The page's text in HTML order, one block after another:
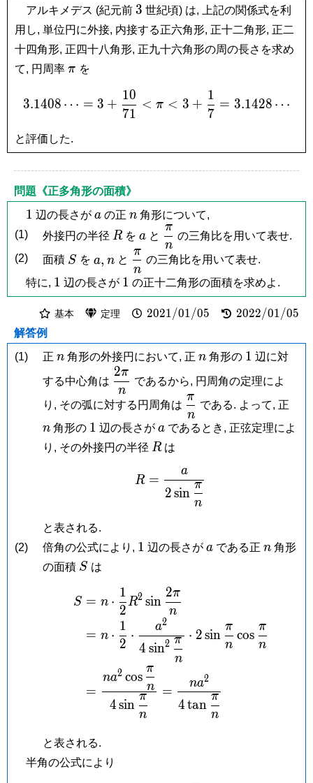
アルキメデス (紀元前 3
3 世紀頃) は, 上記の関係式を利
用し, 単位円に外接, 内接する正六角形, 正十二角形, 正二
十四角形, 正四十八角形, 正九十六角形の周の長さを求め
て, 円周率 \pi
π を
3.1408\cdots =
3.1408 ⋯ = 3 +
71
10
< π < 3 +
7
1
= 3.1428 ⋯
と評価した.
問題《正多角形の面積》
1
1 辺の長さが a
a の正 n
n 角形について,
(1)
外接円の半径 R
Rをa
a と \dfrac{\pi}
{n}
n
π
の三角比を用いて表せ.
(2)
面積 S
S をa,
a, n
n と \dfrac{\pi}
{n}
n
π
の三角比を用いて表せ.
特に, 1
1 辺の長さが 1
1 の正十二角形の面積を求めよ.
基本 定理 2021/01/05
2021/01/05 2022/01/05
2022/01/05
解答例
(1)
正 n
n 角形の外接円において, 正 n
n 角形の 1
1 辺に対
する中心角は \dfrac{2\pi}
{n}
n
2π
であるから, 円周角の定理によ
り, その弧に対する円周角は \dfrac{\pi}
{n}
n
π
である. よって, 正
n 角形の 1
1 辺の長さが a
a であるとき, 正弦定理によ
り, その外接円の半径 R
Rは
R =
R =
2sin
n
π
a
と表される.
(2)
倍角の公式により, 1
1 辺の長さが a
a である正 n
n 角形
の面積 S
S は
\begin{aligned} S
S = n ⋅
2
1
R2 sin
n
2π
= n ⋅
2
1
⋅
4 sin2
n
π
a2
⋅ 2sin
n
π
cos
n
π
=
4sin
n
π
na2 cos
n
π
=
4tan
n
π
na2
と表される.
半角の公式により